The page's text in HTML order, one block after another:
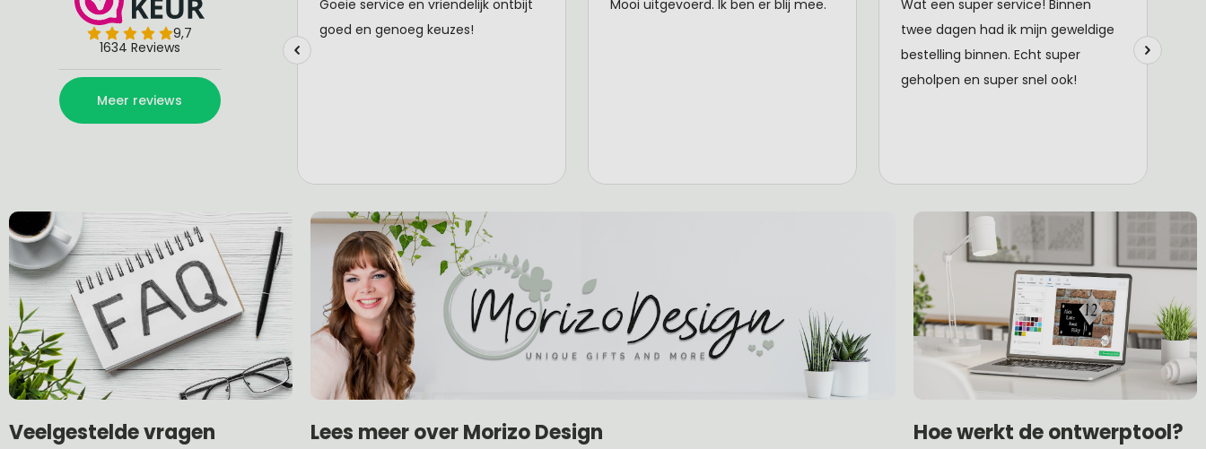
Veelgestelde vragen Lees meer over Morizo Design Hoe werkt de ontwerptool?